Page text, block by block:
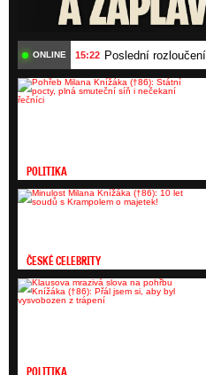
ONLINE 15:22 Poslední
POLITIKA
ČESKÉ CELEBRITY
POLITIKA